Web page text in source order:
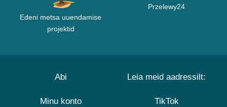
Edeni metsa uuendamise
projektid
Przelewy24
Abi
Minu konto
Leia meid aadressilt:
TikTok